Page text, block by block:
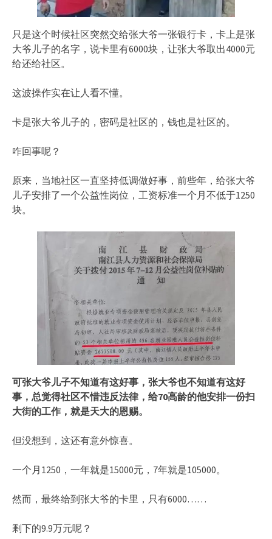
只是这个时候社区突然交给张大爷一张银行卡，卡上是张
大爷儿子的名字，说卡里有6000块，让张大爷取出4000元
给还给社区。
这波操作实在让人看不懂。
卡是张大爷儿子的，密码是社区的，钱也是社区的。
咋回事呢？
原来，当地社区一直坚持低调做好事，前些年，给张大爷
儿子安排了一个公益性岗位，工资标准一个月不低于1250
块。
可张大爷儿子不知道有这好事，张大爷也不知道有这好
事，总觉得社区不惜违反法律，给70高龄的他安排一份扫
大街的工作，就是天大的恩赐。
但没想到，这还有意外惊喜。
一个月1250，一年就是15000元，7年就是105000。
然而，最终给到张大爷的卡里，只有6000……
剩下的9.9万元呢？